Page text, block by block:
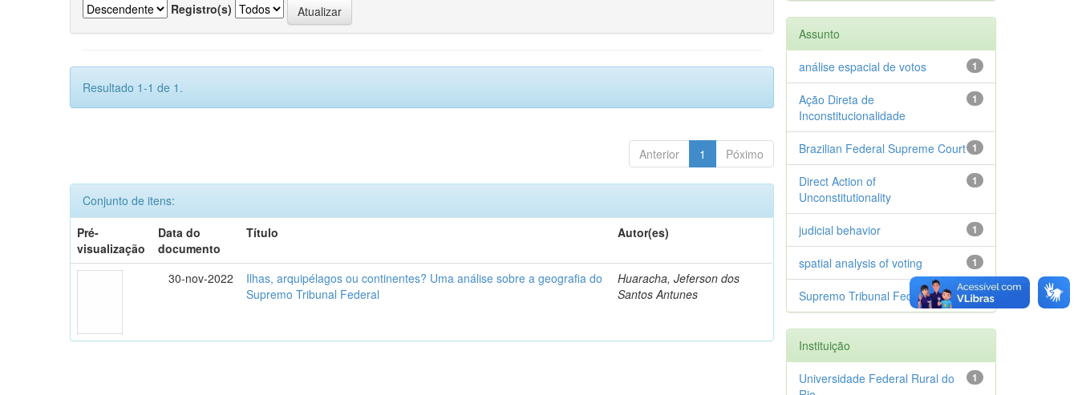
Registro(s)
Resultado 1-1 de 1.
Anterior 1 Póximo
Conjunto de itens:
Pré-
visualização
Data do
documento
Título Autor(es)
30-nov-2022
Ilhas, arquipélagos ou continentes? Uma análise sobre a geografia do
Supremo Tribunal Federal
Huaracha, Jeferson dos
Santos Antunes
Assunto
1
análise espacial de votos
1
Ação Direta de
Inconstitucionalidade
1
Brazilian Federal Supreme Court
1
Direct Action of
Unconstitutionality
1
judicial behavior
1
spatial analysis of voting
1
Supremo Tribunal Federal
Instituição
1
Universidade Federal Rural do